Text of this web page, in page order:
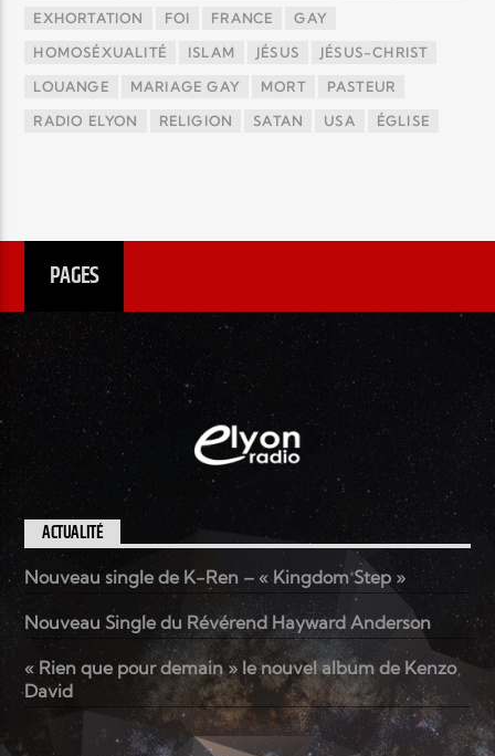
EXHORTATION FOI FRANCE GAY
HOMOSÉXUALITÉ ISLAM JÉSUS JÉSUS-CHRIST
LOUANGE MARIAGE GAY MORT PASTEUR
RADIO ELYON RELIGION SATAN USA ÉGLISE
PAGES
ACTUALITÉ
Nouveau single de K-Ren – « Kingdom Step »
Nouveau Single du Révérend Hayward Anderson
« Rien que pour demain » le nouvel album de Kenzo
David